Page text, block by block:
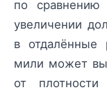
по сравнению
увеличении
в отдалённые
мили может
от